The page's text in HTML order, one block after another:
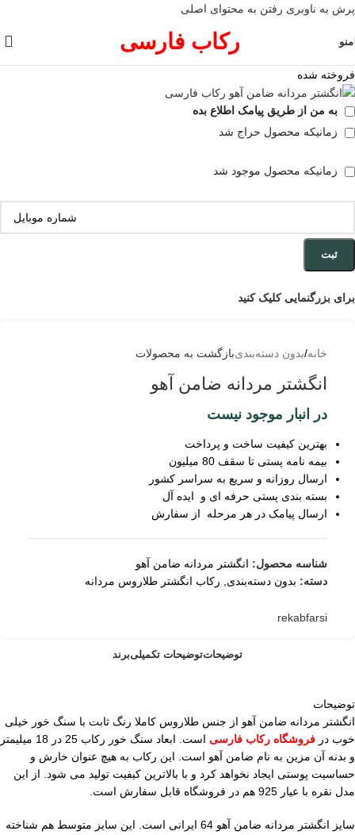
پرش به ناوبری رفتن به محتوای اصلی
منو رکاب فارسی
فروخته شده
به من از طریق پیامک اطلاع بده
زمانیکه محصول حراج شد
زمانیکه محصول موجود شد
ثبت
برای بزرگنمایی کلیک کنید
خانه/بدون دسته‌بندیبازگشت به محصولات
انگشتر مردانه ضامن آهو
در انبار موجود نیست
بهترین کیفیت ساخت و پرداخت
بیمه نامه پستی تا سقف 80 میلیون
ارسال روزانه و سریع به سراسر کشور
بسته بندی پستی حرفه ای و ایده آل
ارسال پیامک در هر مرحله از سفارش
شناسه محصول: انگشتر مردانه ضامن آهو
دسته: بدون دسته‌بندی, رکاب انگشتر طلاروس مردانه
rekabfarsi
توضیحاتتوضیحات تکمیلیبرند
توضیحات
انگشتر مردانه ضامن آهو از جنس طلاروس کاملا رنگ ثابت با سنگ خور خیلی
خوب در فروشگاه رکاب فارسی
است. ابعاد سنگ خور رکاب 25 در 18 میلیمتر
و بدنه آن مزین به نام ضامن آهو است. این رکاب به هیچ عنوان خارش و
حساسیت پوستی ایجاد نخواهد کرد و با بالاترین کیفیت تولید می شود. از این
مدل نقره با عیار 925 هم در فروشگاه قابل سفارش است.
سایز انگشتر مردانه ضامن آهو 64 ایرانی است. این سایز متوسط هم شناخته